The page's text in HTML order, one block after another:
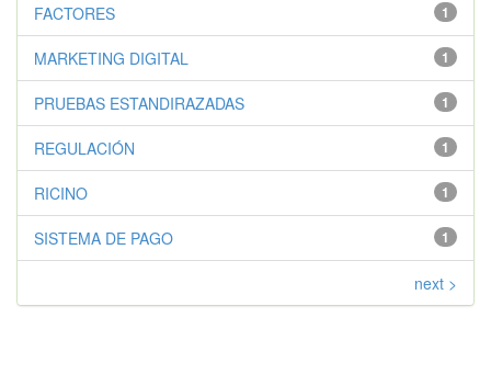
1
FACTORES
1
MARKETING DIGITAL
1
PRUEBAS ESTANDIRAZADAS
1
REGULACIÓN
1
RICINO
1
SISTEMA DE PAGO
next >